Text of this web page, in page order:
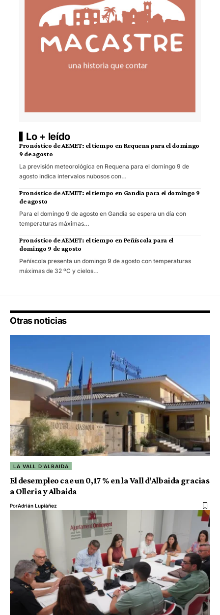
Lo + leído
Pronóstico de AEMET: el tiempo en Requena para el domingo
9 de agosto
La previsión meteorológica en Requena para el domingo 9 de
agosto indica intervalos nubosos con…
Pronóstico de AEMET: el tiempo en Gandia para el domingo 9
de agosto
Para el domingo 9 de agosto en Gandia se espera un día con
temperaturas máximas…
Pronóstico de AEMET: el tiempo en Peñíscola para el
domingo 9 de agosto
Peñíscola presenta un domingo 9 de agosto con temperaturas
máximas de 32 ºC y cielos…
Otras noticias
LA VALL D'ALBAIDA
El desempleo cae un 0,17 % en la Vall d’Albaida gracias
a Olleria y Albaida
PorAdrián Lupiáñez